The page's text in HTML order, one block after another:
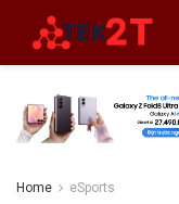
Home eSports